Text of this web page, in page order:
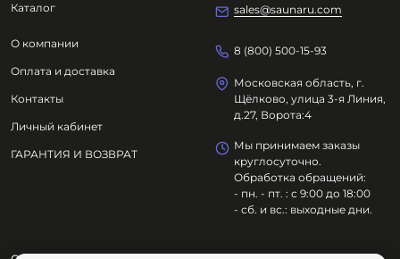
Каталог
О компании
Оплата и доставка
Контакты
Личный кабинет
ГАРАНТИЯ И ВОЗВРАТ
sales@saunaru.com
8 (800) 500-15-93
Московская область, г.
Щёлково, улица 3-я Линия,
д.27, Ворота:4
Мы принимаем заказы
круглосуточно.
Обработка обращений:
- пн. - пт. : с 9:00 до 18:00
- сб. и вс.: выходные дни.